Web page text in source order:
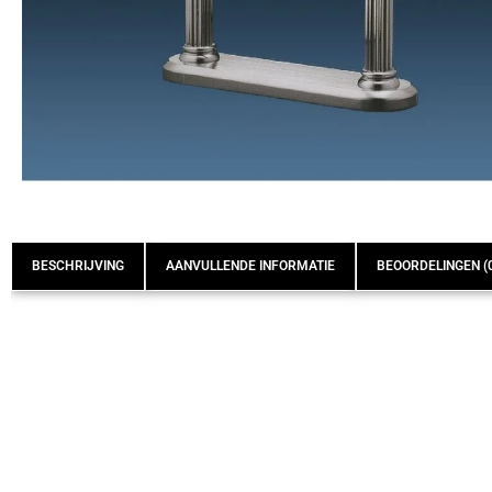
BESCHRIJVING AANVULLENDE INFORMATIE BEOORDELINGEN